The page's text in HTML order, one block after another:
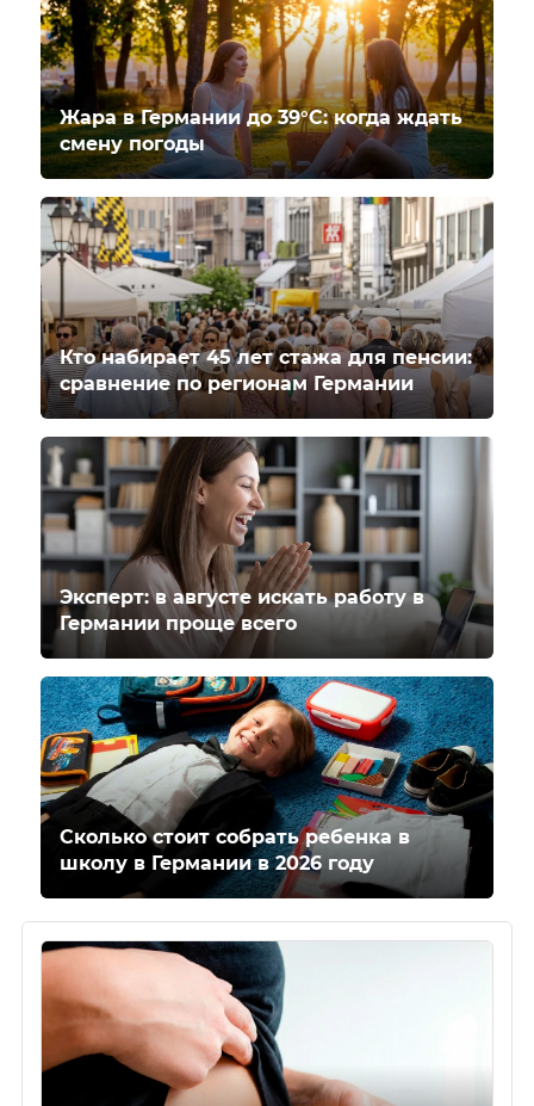
Жара в Германии до 39°C: когда ждать
смену погоды
Кто набирает 45 лет стажа для пенсии:
сравнение по регионам Германии
Эксперт: в августе искать работу в
Германии проще всего
Сколько стоит собрать ребенка в
школу в Германии в 2026 году